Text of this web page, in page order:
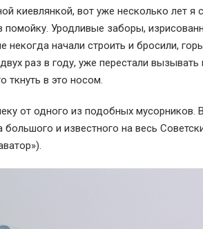
киевлянкой, вот уже несколько лет
помойку. Уродливые заборы,
некогда начали строить и бросили,
раз в году, уже перестали
ткнуть в это носом.
от одного из подобных мусорников.
большого и известного на весь